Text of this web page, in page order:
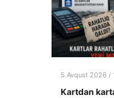
5 Avqust 2026 /
Kartdan